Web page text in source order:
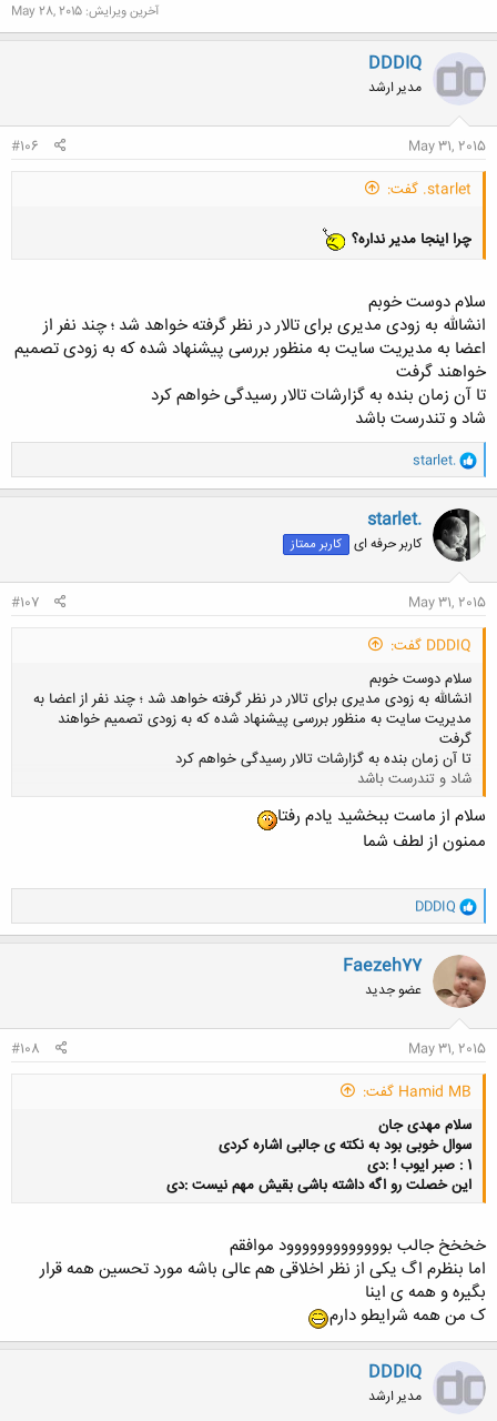
آخرین ویرایش: May 28, 2015
DDDIQ
مدیر ارشد
May 31, 2015
#106
starlet. گفت:
چرا اینجا مدیر نداره؟
سلام دوست خوبم
انشالله به زودی مدیری برای تالار در نظر گرفته خواهد شد ؛ چند نفر از
اعضا به مدیریت سایت به منظور بررسی پیشنهاد شده که به زودی تصمیم
خواهند گرفت
تا آن زمان بنده به گزارشات تالار رسیدگی خواهم کرد
شاد و تندرست باشد
و
ا
ک
ن
ش
ه
ا
starlet.
starlet.
کاربر حرفه ای کاربر ممتاز
May 31, 2015
#107
DDDIQ گفت:
سلام دوست خوبم
انشالله به زودی مدیری برای تالار در نظر گرفته خواهد شد ؛ چند نفر از اعضا به
مدیریت سایت به منظور بررسی پیشنهاد شده که به زودی تصمیم خواهند
گرفت
تا آن زمان بنده به گزارشات تالار رسیدگی خواهم کرد
شاد و تندرست باشد
کلیک کنید تا باز شود...سلام از ماست ببخشید یادم رفتا
ممنون از لطف شما
و
ا
ک
ن
ش
ه
ا
DDDIQ
Faezeh77
عضو جدید
May 31, 2015
#108
Hamid MB گفت:
سلام مهدی جان
سوال خوبی بود به نکته ی جالبی اشاره کردی
1 : صبر ایوب ! :دی
این خصلت رو اگه داشته باشی بقیش مهم نیست :دی
کلیک کنید تا باز شود...
خخخخ جالب بووووووووووووود موافقم
اما بنظرم اگ یکی از نظر اخلاقی هم عالی باشه مورد تحسین همه قرار
بگیره و همه ی اینا
ک من همه شرایطو دارم
DDDIQ
مدیر ارشد